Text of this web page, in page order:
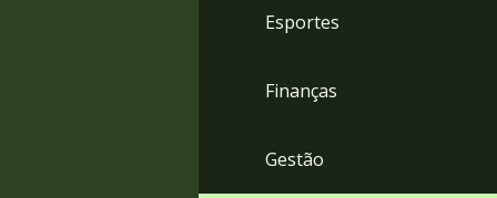
Esportes
Finanças
Gestão